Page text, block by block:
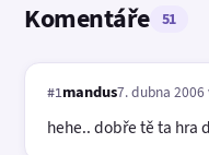
Komentáře 51
#1mandus7. dubna 2006
hehe.. dobře tě ta hra